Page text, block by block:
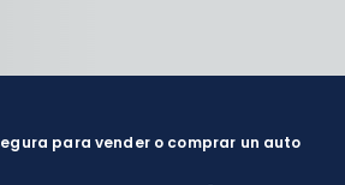
para vender o comprar un auto